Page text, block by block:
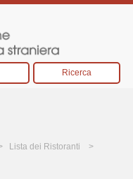
Ricerca
Lista dei Ristoranti